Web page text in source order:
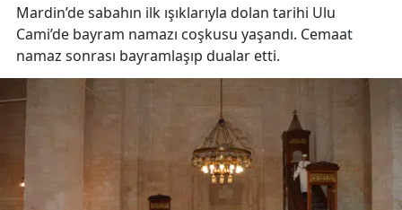
Mardin’de sabahın ilk ışıklarıyla dolan tarihi Ulu
Cami’de bayram namazı coşkusu yaşandı. Cemaat
namaz sonrası bayramlaşıp dualar etti.